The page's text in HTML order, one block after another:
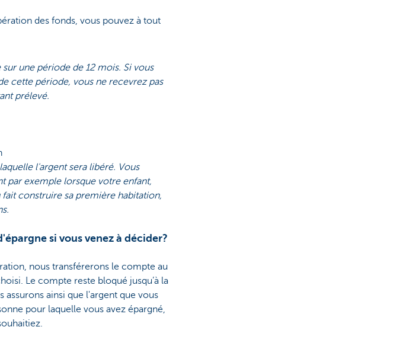
des fonds, vous pouvez à tout
une période de 12 mois. Si vous
cette période, vous ne recevrez pas
prélevé.
l'argent sera libéré. Vous
par exemple lorsque votre enfant,
construire sa première habitation,
si vous venez à décider?
nous transférerons le compte au
Le compte reste bloqué jusqu’à la
ainsi que l'argent que vous
pour laquelle vous avez épargné,